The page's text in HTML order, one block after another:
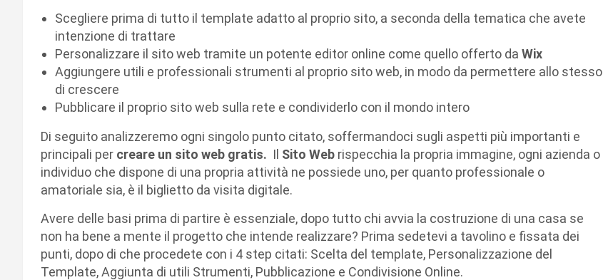
Scegliere prima di tutto il template adatto al proprio sito, a seconda della tematica che avete
intenzione di trattare
Personalizzare il sito web tramite un potente editor online come quello offerto da Wix
Aggiungere utili e professionali strumenti al proprio sito web, in modo da permettere allo stesso
di crescere
Pubblicare il proprio sito web sulla rete e condividerlo con il mondo intero
Di seguito analizzeremo ogni singolo punto citato, soffermandoci sugli aspetti più importanti e
principali per creare un sito web gratis. Il Sito Web rispecchia la propria immagine, ogni azienda o
individuo che dispone di una propria attività ne possiede uno, per quanto professionale o
amatoriale sia, è il biglietto da visita digitale.
Avere delle basi prima di partire è essenziale, dopo tutto chi avvia la costruzione di una casa se
non ha bene a mente il progetto che intende realizzare? Prima sedetevi a tavolino e fissata dei
punti, dopo di che procedete con i 4 step citati: Scelta del template, Personalizzazione del
Template, Aggiunta di utili Strumenti, Pubblicazione e Condivisione Online.